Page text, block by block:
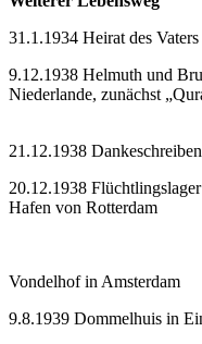
31.1.1934 Heirat des
9.12.1938 Helmuth und
Niederlande, zunächst
21.12.1938
20.12.1938
Hafen von Rotterdam
Vondelhof in Amsterdam
9.8.1939 Dommelhuis in